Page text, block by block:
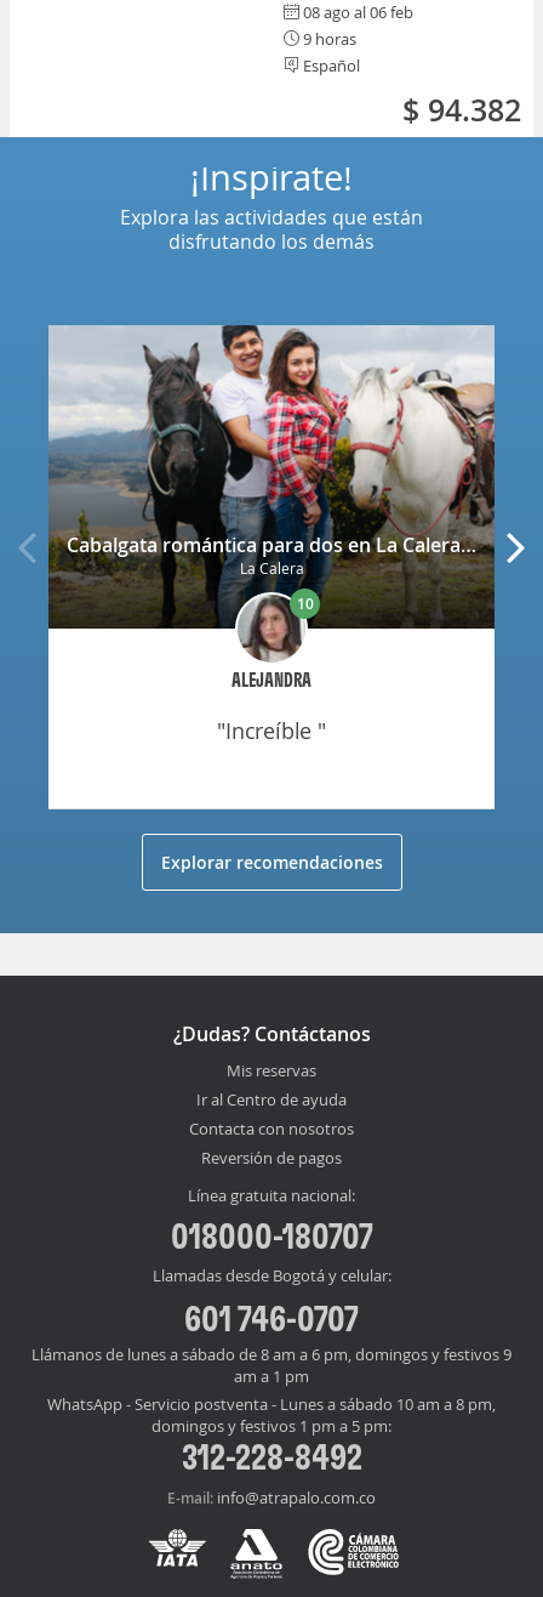
08 ago al 06 feb
9 horas
Español
$ 94.382
Cabalgata romántica para dos en La Calera con decoración
La Calera
ALEJANDRA
10
"increíble "
¡Inspírate!
Explora las actividades que están
disfrutando los demás
Explorar recomendaciones
¿Dudas? Contáctanos
Mis reservas
Ir al Centro de ayuda
Contacta con nosotros
Reversión de pagos
Línea gratuita nacional:
018000-180707
Llamadas desde Bogotá y celular:
601 746-0707
Llámanos de lunes a sábado de 8 am a 6 pm, domingos y festivos 9
am a 1 pm
WhatsApp - Servicio postventa - Lunes a sábado 10 am a 8 pm,
domingos y festivos 1 pm a 5 pm:
312-228-8492
E-mail: info@atrapalo.com.co